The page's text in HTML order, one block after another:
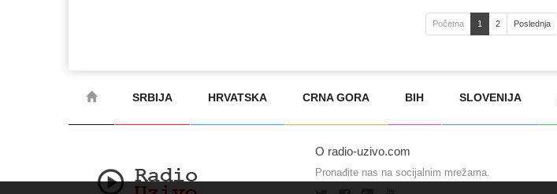
Početna 1 2 Poslednja
SRBIJA HRVATSKA CRNA GORA BIH SLOVENIJA
O radio-uzivo.com
Pronađite nas na socijalnim mrežama.